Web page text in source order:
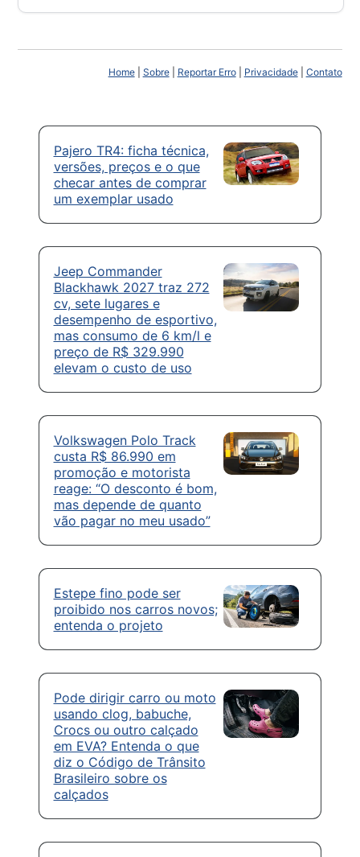
Home| Sobre| Reportar Erro| Privacidade| Contato
Pajero TR4: ficha técnica,
versões, preços e o que
checar antes de comprar
um exemplar usado
Jeep Commander
Blackhawk 2027 traz 272
cv, sete lugares e
desempenho de esportivo,
mas consumo de 6 km/l e
preço de R$ 329.990
elevam o custo de uso
Volkswagen Polo Track
custa R$ 86.990 em
promoção e motorista
reage: “O desconto é bom,
mas depende de quanto
vão pagar no meu usado”
Estepe fino pode ser
proibido nos carros novos;
entenda o projeto
Pode dirigir carro ou moto
usando clog, babuche,
Crocs ou outro calçado
em EVA? Entenda o que
diz o Código de Trânsito
Brasileiro sobre os
calçados